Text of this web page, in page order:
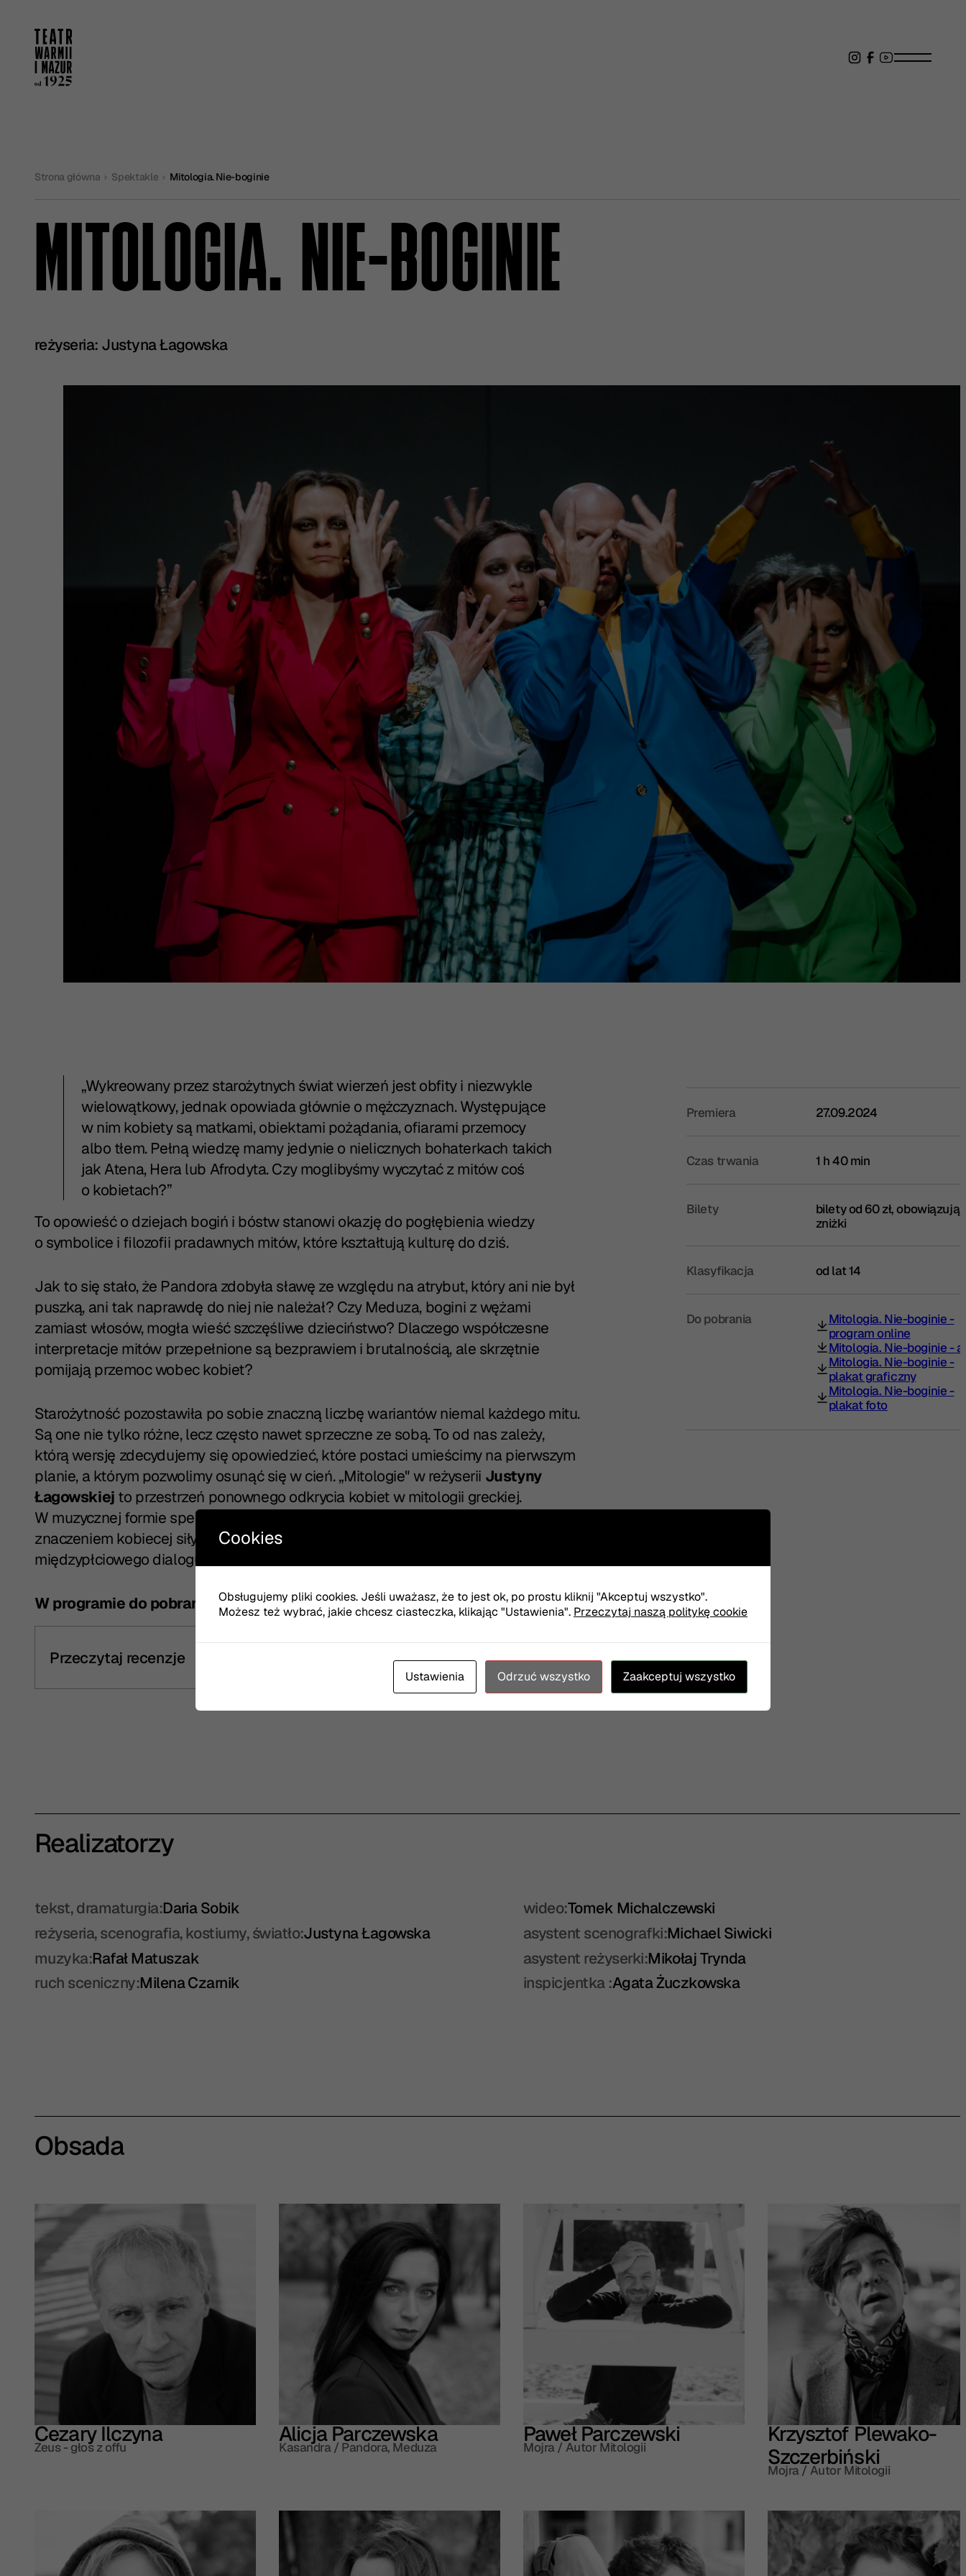
Strona główna Spektakle Mitologia. Nie-boginie
MITOLOGIA. NIE-BOGINIE
reżyseria: Justyna Łagowska
„Wykreowany przez starożytnych świat wierzeń jest obfity i niezwykle
wielowątkowy, jednak opowiada głównie o mężczyznach. Występujące
w nim kobiety są matkami, obiektami pożądania, ofiarami przemocy
albo tłem. Pełną wiedzę mamy jedynie o nielicznych bohaterkach takich
jak Atena, Hera lub Afrodyta. Czy moglibyśmy wyczytać z mitów coś
o kobietach?”
To opowieść o dziejach bogiń i bóstw stanowi okazję do pogłębienia wiedzy
o symbolice i filozofii pradawnych mitów, które kształtują kulturę do dziś.
Jak to się stało, że Pandora zdobyła sławę ze względu na atrybut, który ani nie był
puszką, ani tak naprawdę do niej nie należał? Czy Meduza, bogini z wężami
zamiast włosów, mogła wieść szczęśliwe dzieciństwo? Dlaczego współczesne
interpretacje mitów przepełnione są bezprawiem i brutalnością, ale skrzętnie
pomijają przemoc wobec kobiet?
Starożytność pozostawiła po sobie znaczną liczbę wariantów niemal każdego mitu.
Są one nie tylko różne, lecz często nawet sprzeczne ze sobą. To od nas zależy,
którą wersję zdecydujemy się opowiedzieć, które postaci umieścimy na pierwszym
planie, a którym pozwolimy osunąć się w cień. „Mitologie" w reżyserii Justyny
Łagowskiej to przestrzeń ponownego odkrycia kobiet w mitologii greckiej.
W muzycznej formie spektaklu nader istotna jest refleksja nad współczesnym
znaczeniem kobiecej siły, ale również zagrożenia związane z zerwaniem
międzypłciowego dialogu.
W programie do pobrania znajduje się pracy do spektaklu.
Przeczytaj recenzje
Premiera 27.09.2024
Czas trwania 1 h 40 min
Bilety
bilety od 60 zł, obowiązują
zniżki
Klasyfikacja od lat 14
Do pobrania
Mitologia. Nie-boginie -
program online
(otwiera się w nowej karcie)
Mitologia. Nie-boginie -
(otwiera się w nowej karcie)
Mitologia. Nie-boginie -
plakat graficzny
(otwiera się w nowej karcie)
Mitologia. Nie-boginie -
plakat foto
(otwiera się w nowej karcie)
Realizatorzy
tekst, dramaturgia:Daria Sobik wideo:Tomek Michalczewski
reżyseria, scenografia, kostiumy, światło:Justyna Łagowska asystent scenografki:Michael Siwicki
muzyka:Rafał Matuszak asystent reżyserki:Mikołaj Trynda
ruch sceniczny:Milena Czarnik inspicjentka :Agata Żuczkowska
Obsada
Cezary Ilczyna
Zeus - głos z offu
Alicja Parczewska
Kasandra / Pandora, Meduza
Paweł Parczewski
Mojra / Autor Mitologii
Krzysztof Plewako-
Szczerbiński
Mojra / Autor Mitologii
Cookies
Obsługujemy pliki cookies. Jeśli uważasz, że to jest ok, po prostu kliknij "Akceptuj wszystko".
Możesz też wybrać, jakie chcesz ciasteczka, klikając "Ustawienia". Przeczytaj naszą politykę cookie
Ustawienia Odrzuć wszystko Zaakceptuj wszystko